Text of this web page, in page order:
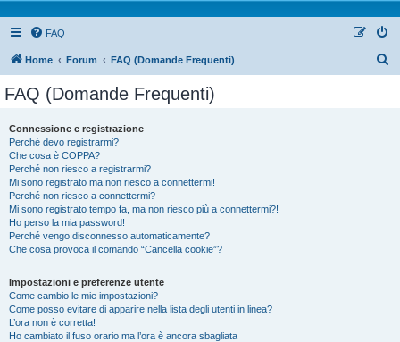
FAQ
Home Forum FAQ (Domande Frequenti)
FAQ (Domande Frequenti)
Connessione e registrazione
Perché devo registrarmi?
Che cosa è COPPA?
Perché non riesco a registrarmi?
Mi sono registrato ma non riesco a connettermi!
Perché non riesco a connettermi?
Mi sono registrato tempo fa, ma non riesco più a connettermi?!
Ho perso la mia password!
Perché vengo disconnesso automaticamente?
Che cosa provoca il comando “Cancella cookie”?
Impostazioni e preferenze utente
Come cambio le mie impostazioni?
Come posso evitare di apparire nella lista degli utenti in linea?
L’ora non è corretta!
Ho cambiato il fuso orario ma l’ora è ancora sbagliata